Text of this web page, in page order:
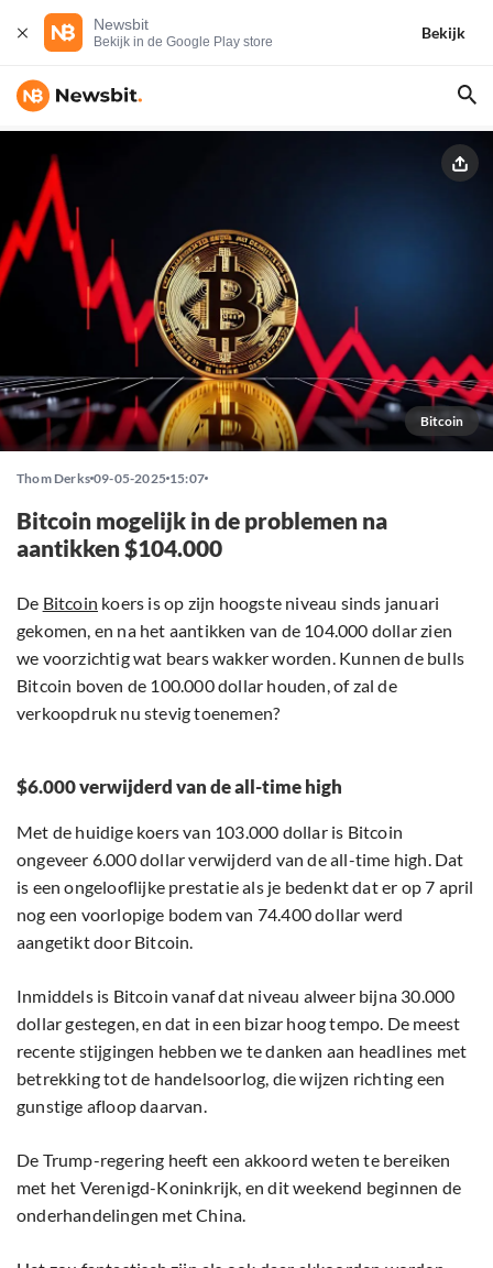
Newsbit
Bekijk in de Google Play store
Bekijk
Bitcoin
Thom Derks 09-05-2025 15:07
Bitcoin mogelijk in de problemen na
aantikken $104.000
De Bitcoin koers is op zijn hoogste niveau sinds januari
gekomen, en na het aantikken van de 104.000 dollar zien
we voorzichtig wat bears wakker worden. Kunnen de bulls
Bitcoin boven de 100.000 dollar houden, of zal de
verkoopdruk nu stevig toenemen?
$6.000 verwijderd van de all-time high
Met de huidige koers van 103.000 dollar is Bitcoin
ongeveer 6.000 dollar verwijderd van de all-time high. Dat
is een ongelooflijke prestatie als je bedenkt dat er op 7 april
nog een voorlopige bodem van 74.400 dollar werd
aangetikt door Bitcoin.
Inmiddels is Bitcoin vanaf dat niveau alweer bijna 30.000
dollar gestegen, en dat in een bizar hoog tempo. De meest
recente stijgingen hebben we te danken aan headlines met
betrekking tot de handelsoorlog, die wijzen richting een
gunstige afloop daarvan.
De Trump-regering heeft een akkoord weten te bereiken
met het Verenigd-Koninkrijk, en dit weekend beginnen de
onderhandelingen met China.